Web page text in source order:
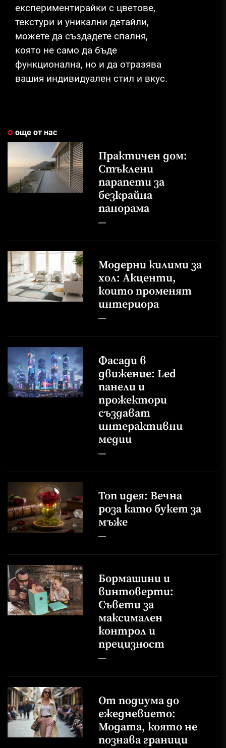
експериментирайки с цветове,
текстури и уникални детайли,
можете да създадете спалня,
която не само да бъде
функционална, но и да отразява
вашия индивидуален стил и вкус.
още от нас
Практичен дом:
Стъклени
парапети за
безкрайна
панорама
Модерни килими за
хол: Акценти,
които променят
интериора
Фасади в
движение: Led
панели и
прожектори
създават
интерактивни
медии
Топ идея: Вечна
роза като букет за
мъже
Бормашини и
винтоверти:
Съвети за
максимален
контрол и
прецизност
От подиума до
ежедневието:
Модата, която не
познава граници